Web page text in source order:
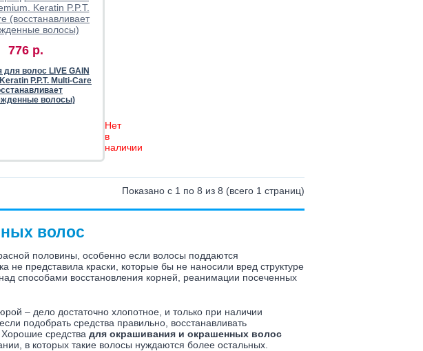
776 р.
для волос LIVE GAIN
P.P.T. Multi-Care
волосы)
Нет
в
наличии
Показано с 1 по 8 из 8 (всего 1 страниц)
волос
половины, особенно если волосы поддаются
представила краски, которые бы не наносили вред структуре
способами восстановления корней, реанимации посеченных
– дело достаточно хлопотное, и только при наличии
подобрать средства правильно, восстанавливать
средства для окрашивания и окрашенных волос
в которых такие волосы нуждаются более остальных.